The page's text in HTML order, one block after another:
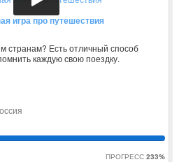
игра про путешествия
странам? Есть отличный способ
каждую свою поездку.
ПРОГРЕСС 233%